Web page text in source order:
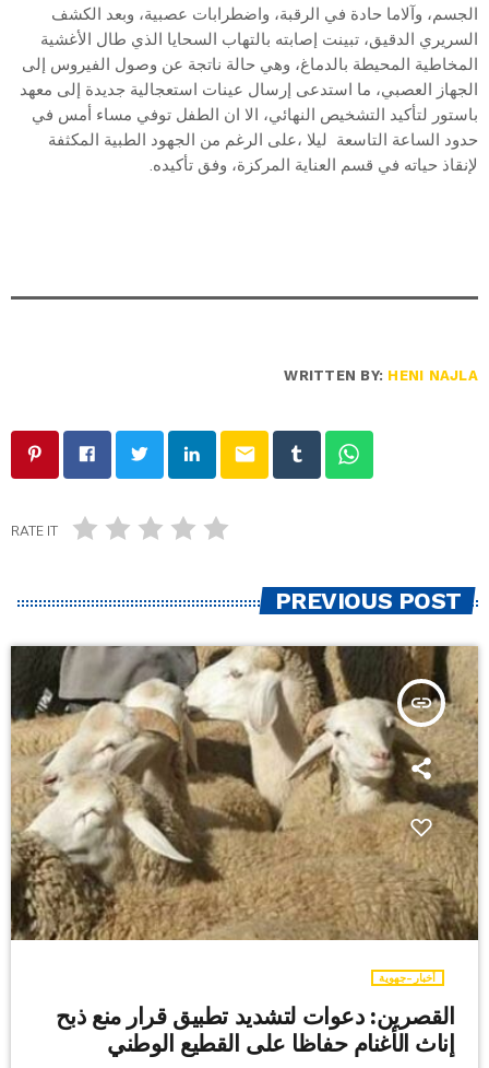
الجسم، وآلاما حادة في الرقبة، واضطرابات عصبية، وبعد الكشف
السريري الدقيق، تبينت إصابته بالتهاب السحايا الذي طال الأغشية
المخاطية المحيطة بالدماغ، وهي حالة ناتجة عن وصول الفيروس إلى
الجهاز العصبي، ما استدعى إرسال عينات استعجالية جديدة إلى معهد
باستور لتأكيد التشخيص النهائي، الا ان الطفل توفي مساء أمس في
حدود الساعة التاسعة ليلا ،على الرغم من الجهود الطبية المكثفة
لإنقاذ حياته في قسم العناية المركزة، وفق تأكيده.
WRITTEN BY: HENI NAJLA
email
RATE IT
PREVIOUS POST
insert_link
أخبار-جهوية
القصرين: دعوات لتشديد تطبيق قرار منع ذبح
إناث الأغنام حفاظا على القطيع الوطني